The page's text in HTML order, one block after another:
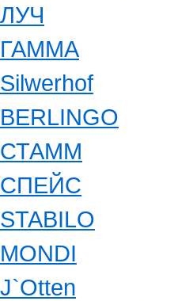
ЛУЧ
ГАММА
Silwerhof
BERLINGO
СТАММ
СПЕЙС
STABILO
MONDI
J`Otten